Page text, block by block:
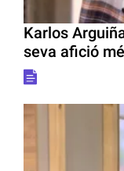
Karlos
seva afició